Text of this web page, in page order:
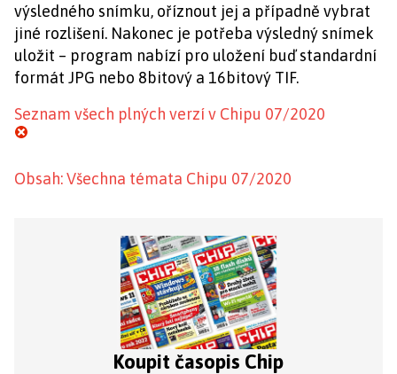
výsledného snímku, oříznout jej a případně vybrat
jiné rozlišení. Nakonec je potřeba výsledný snímek
uložit – program nabízí pro uložení buď standardní
formát JPG nebo 8bitový a 16bitový TIF.
Seznam všech plných verzí v Chipu 07/2020
Obsah: Všechna témata Chipu 07/2020
Koupit časopis Chip